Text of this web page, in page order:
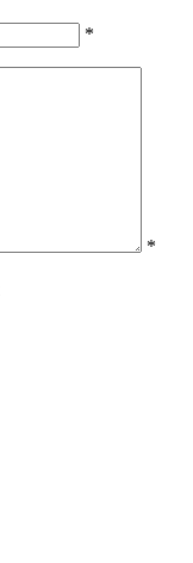
*
*